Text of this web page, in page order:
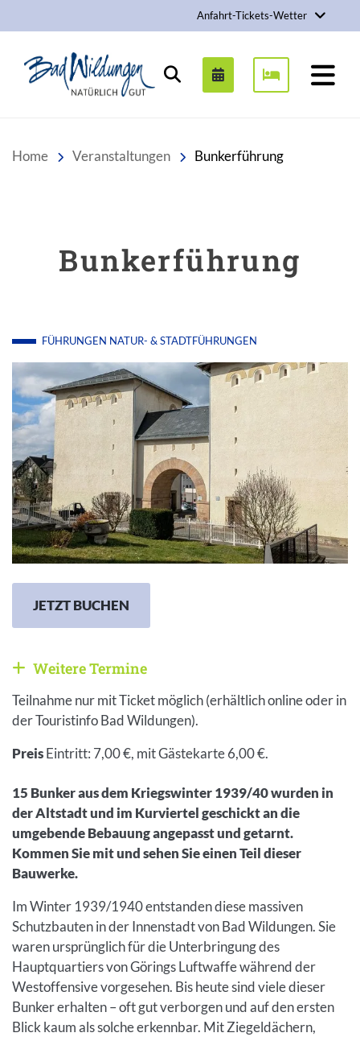
Anfahrt-Tickets-Wetter
Stadt Bad Wildungen
Suchen
Home Veranstaltungen Bunkerführung
Bunkerführung
FÜHRUNGEN NATUR- & STADTFÜHRUNGEN
JETZT BUCHEN
Weitere Veranstaltungen anzeigen
Weitere Termine
Teilnahme nur mit Ticket möglich (erhältlich online oder in
der Touristinfo Bad Wildungen).
PreisEintritt: 7,00 €, mit Gästekarte 6,00 €.
15 Bunker aus dem Kriegswinter 1939/40 wurden in
der Altstadt und im Kurviertel geschickt an die
umgebende Bebauung angepasst und getarnt.
Kommen Sie mit und sehen Sie einen Teil dieser
Bauwerke.
Im Winter 1939/1940 entstanden diese massiven
Schutzbauten in der Innenstadt von Bad Wildungen. Sie
waren ursprünglich für die Unterbringung des
Hauptquartiers von Görings Luftwaffe während der
Westoffensive vorgesehen. Bis heute sind viele dieser
Bunker erhalten – oft gut verborgen und auf den ersten
Blick kaum als solche erkennbar. Mit Ziegeldächern,